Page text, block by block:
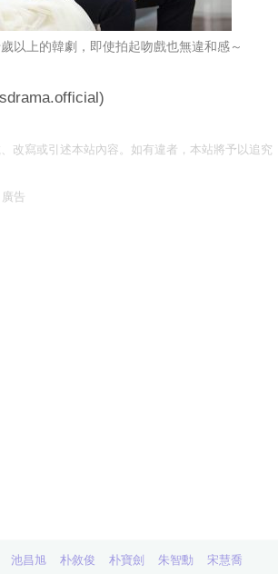
以上的韓劇，即使拍起吻戲也無違和感～
改寫或引述本站內容。如有違者，本站將予以追究
廣告
池昌旭 朴敘俊 朴寶劍 朱智勳 宋慧喬